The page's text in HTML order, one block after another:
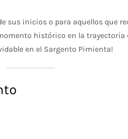
sus inicios o para aquellos que
histórico en la trayectoria
en el Sargento Pimienta!